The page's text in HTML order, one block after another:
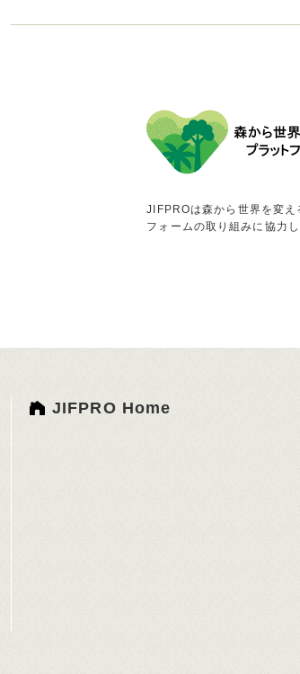
JIFPROは森から世界を変え
フォームの取り組みに協力
JIFPRO Home